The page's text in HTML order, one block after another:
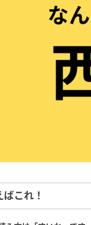
これ！